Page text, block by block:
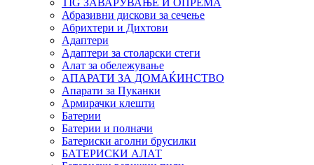
Абразивни дискови за сечење
Абрихтери и Дихтови
Адаптери
Адаптери за столарски стеги
Алат за обележување
АПАРАТИ ЗА ДОМАЌИНСТВО
Апарати за Пуканки
Армирачки клешти
Батерии
Батерии и полначи
Батериски аголни брусилки
БАТЕРИСКИ АЛАТ